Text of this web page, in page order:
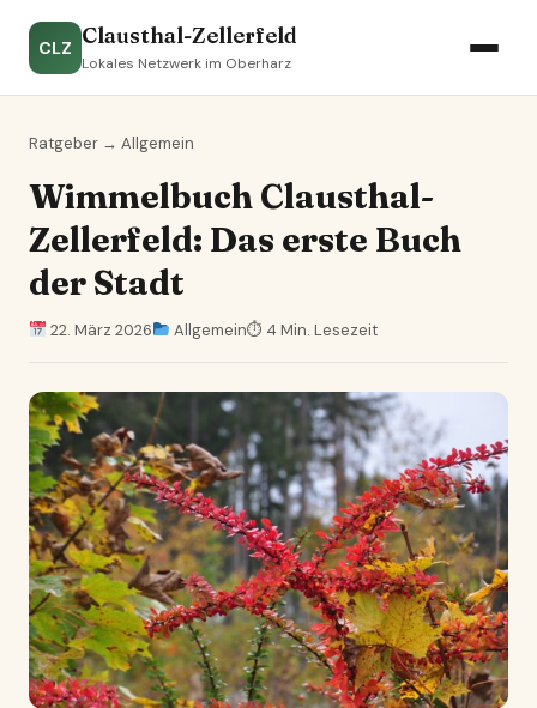
CLZ Clausthal-Zellerfeld
Lokales Netzwerk im Oberharz
Ratgeber → Allgemein
Wimmelbuch Clausthal-
Zellerfeld: Das erste Buch
der Stadt
22. März 2026 Allgemein⏱ 4 Min. Lesezeit